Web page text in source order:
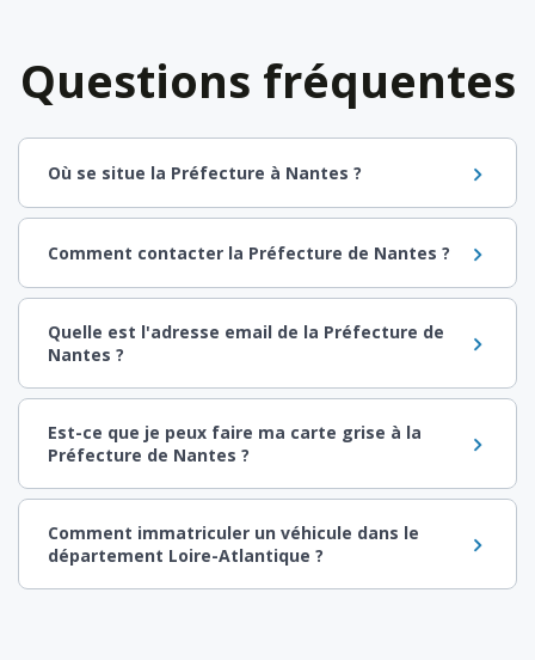
Questions fréquentes
Où se situe la Préfecture à Nantes ?
Comment contacter la Préfecture de Nantes ?
Quelle est l'adresse email de la Préfecture de
Nantes ?
Est-ce que je peux faire ma carte grise à la
Préfecture de Nantes ?
Comment immatriculer un véhicule dans le
département Loire-Atlantique ?